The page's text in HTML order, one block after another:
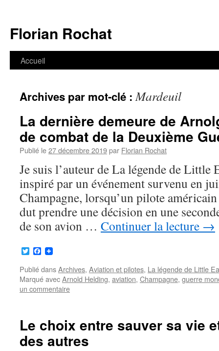
contenu
Florian Rochat
Accueil
Archives par mot-clé :Mardeuil
La dernière demeure de
de combat de la Deuxième
Publié le27 décembre 2019par Florian Rochat
Je suis l’auteur de La légende de Little
inspiré par un événement survenu en
Champagne, lorsqu’un pilote
dut prendre une décision en une
de son avion … Continuer la lecture →
TwitterFacebook
Publié dansArchives, Aviation et pilotes, La légende de Little
Marqué avecArnold Helding, aviation, Champagne, guerre
un commentaire
Le choix entre sauver sa vie
des autres